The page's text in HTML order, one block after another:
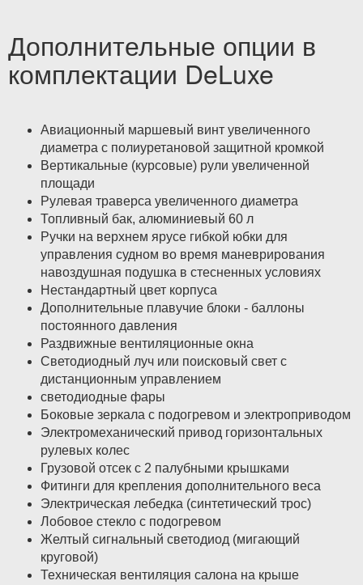
Дополнительные опции в
комплектации DeLuxe
Авиационный маршевый винт увеличенного
диаметра с полиуретановой защитной кромкой
Вертикальные (курсовые) рули увеличенной
площади
Рулевая траверса увеличенного диаметра
Топливный бак, алюминиевый 60 л
Ручки на верхнем ярусе гибкой юбки для
управления судном во время маневрирования
навоздушная подушка в стесненных условиях
Нестандартный цвет корпуса
Дополнительные плавучие блоки - баллоны
постоянного давления
Раздвижные вентиляционные окна
Светодиодный луч или поисковый свет с
дистанционным управлением
светодиодные фары
Боковые зеркала с подогревом и электроприводом
Электромеханический привод горизонтальных
рулевых колес
Грузовой отсек с 2 палубными крышками
Фитинги для крепления дополнительного веса
Электрическая лебедка (синтетический трос)
Лобовое стекло с подогревом
Желтый сигнальный светодиод (мигающий
круговой)
Техническая вентиляция салона на крыше